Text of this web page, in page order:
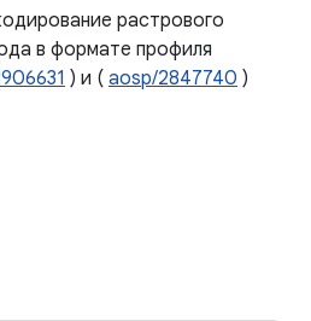
растрового
в формате профиля
) и ( aosp/2847740 )